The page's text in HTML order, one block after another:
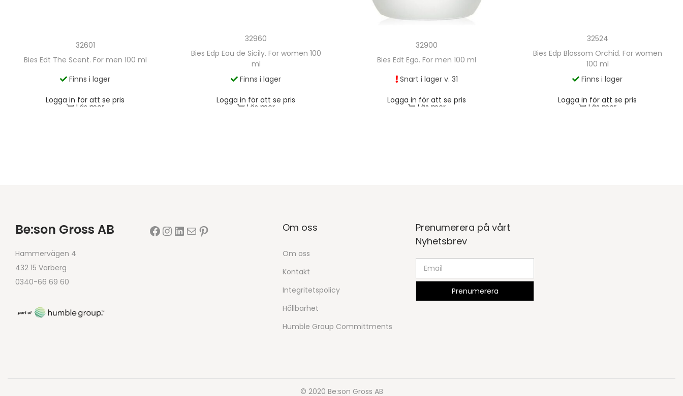
32601
Bies Edt The Scent. For men 100 ml
Finns i lager
Logga in för att se pris
Läs mer
32960
Bies Edp Eau de Sicily. For women 100
ml
Finns i lager
Logga in för att se pris
Läs mer
32900
Bies Edt Ego. For men 100 ml
Snart i lager v. 31
Logga in för att se pris
Läs mer
32524
Bies Edp Blossom Orchid. For women
100 ml
Finns i lager
Logga in för att se pris
Läs mer
Be:son Gross AB
Hammervägen 4
432 15 Varberg
0340-66 69 60
Om oss
Om oss
Kontakt
Integritetspolicy
Hållbarhet
Humble Group Committments
Prenumerera på vårt
Nyhetsbrev
© 2020 Be:son Gross AB